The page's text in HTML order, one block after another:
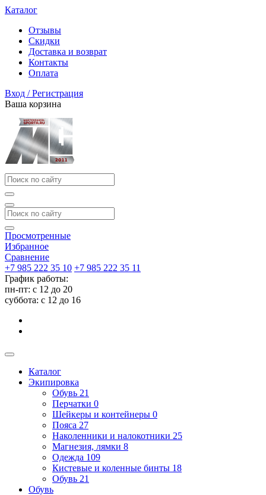
Каталог
Отзывы
Скидки
Доставка и возврат
Контакты
Оплата
Вход / Регистрация
Ваша корзина
Просмотренные
Избранное
Сравнение
+7 985 222 35 10 +7 985 222 35 11
График работы:
пн-пт: с 12 до 20
суббота: c 12 до 16
Каталог
Экипировка
Обувь 21
Перчатки 0
Шейкеры и контейнеры 0
Пояса 27
Наколенники и налокотники 25
Магнезия, лямки 8
Одежда 109
Кистевые и коленные бинты 18
Обувь 21
Обувь